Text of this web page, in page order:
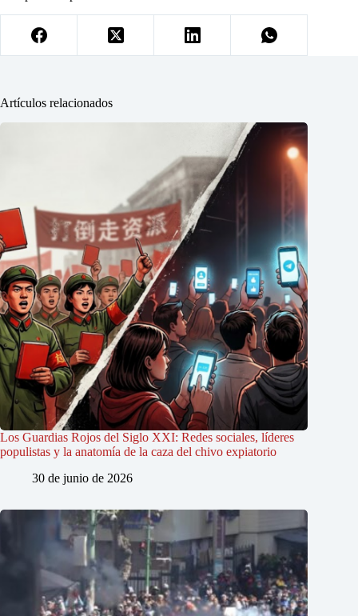
Artículos relacionados
Los Guardias Rojos del Siglo XXI: Redes sociales, líderes
populistas y la anatomía de la caza del chivo expiatorio
30 de junio de 2026